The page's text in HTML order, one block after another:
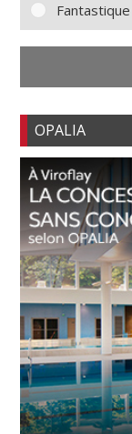
Fantastique
OPALIA